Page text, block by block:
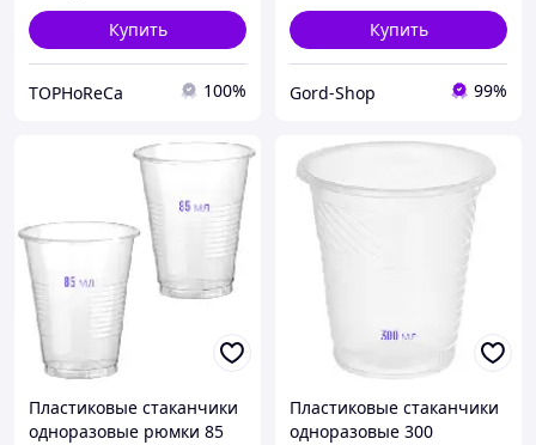
Купить
TOPHoReCa 100%
Купить
Gord-Shop 99%
Пластиковые стаканчики
одноразовые рюмки 85
Пластиковые стаканчики
одноразовые 300